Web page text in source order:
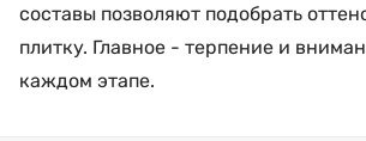
составы позволяют подобрать
плитку. Главное - терпение и
каждом этапе.